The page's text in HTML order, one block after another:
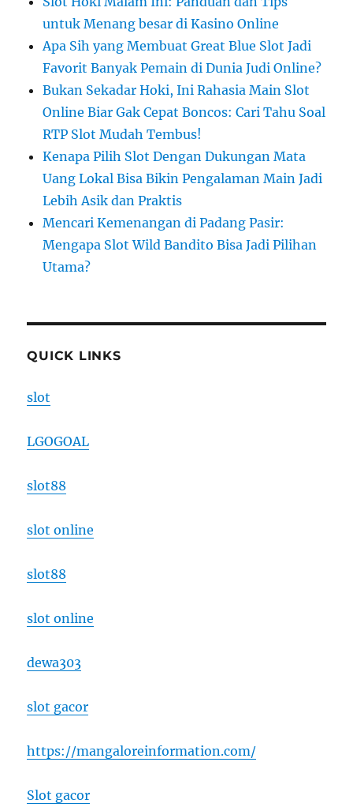
untuk Menang besar di Kasino Online
Apa Sih yang Membuat Great Blue Slot Jadi
Favorit Banyak Pemain di Dunia Judi Online?
Bukan Sekadar Hoki, Ini Rahasia Main Slot
Online Biar Gak Cepat Boncos: Cari Tahu Soal
RTP Slot Mudah Tembus!
Kenapa Pilih Slot Dengan Dukungan Mata
Uang Lokal Bisa Bikin Pengalaman Main Jadi
Lebih Asik dan Praktis
Mencari Kemenangan di Padang Pasir:
Mengapa Slot Wild Bandito Bisa Jadi Pilihan
Utama?
QUICK LINKS
slot
LGOGOAL
slot88
slot online
slot88
slot online
dewa303
slot gacor
https://mangaloreinformation.com/
Slot gacor